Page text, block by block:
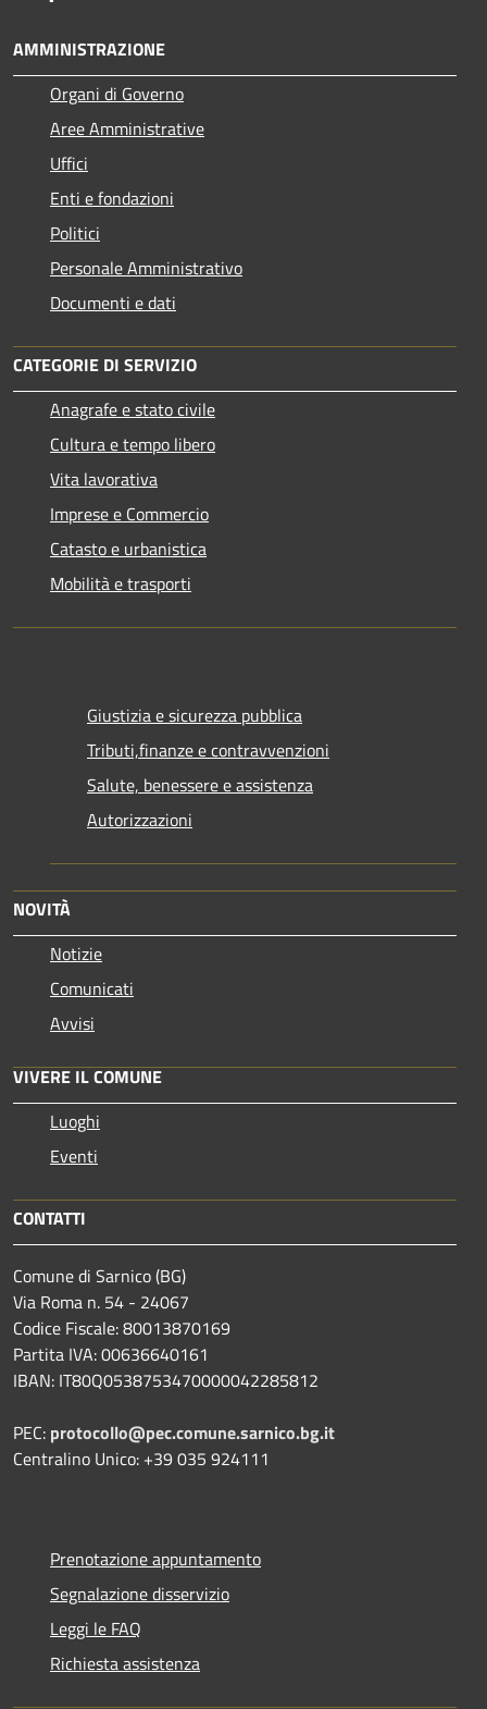
AMMINISTRAZIONE
Organi di Governo
Aree Amministrative
Uffici
Enti e fondazioni
Politici
Personale Amministrativo
Documenti e dati
CATEGORIE DI SERVIZIO
Anagrafe e stato civile
Cultura e tempo libero
Vita lavorativa
Imprese e Commercio
Catasto e urbanistica
Mobilità e trasporti
Giustizia e sicurezza pubblica
Tributi,finanze e contravvenzioni
Salute, benessere e assistenza
Autorizzazioni
NOVITÀ
Notizie
Comunicati
Avvisi
VIVERE IL COMUNE
Luoghi
Eventi
CONTATTI
Comune di Sarnico (BG)
Via Roma n. 54 - 24067
Codice Fiscale: 80013870169
Partita IVA: 00636640161
IBAN: IT80Q0538753470000042285812
PEC: protocollo@pec.comune.sarnico.bg.it
Centralino Unico: +39 035 924111
Prenotazione appuntamento
Segnalazione disservizio
Leggi le FAQ
Richiesta assistenza